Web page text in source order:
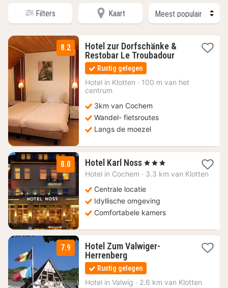
Filters Kaart
8.2
Hotel zur Dorfschänke &
Restobar Le Troubadour1
110
Rustig gelegen
Hotel in Klotten · 100 m van het
centrum
3km van Cochem
Wandel- fietsroutes
Langs de moezel
8.0 Hotel Karl Noss 3
nachten
86,67
€
, 3 Sterren
Hotel in Cochem · 3.3 km van Klotten
Centrale locatie
Idyllische omgeving
Comfortabele kamers
7.9
Hotel Zum Valwiger-
Herrenberg1
nacht
vanaf
125
Rustig gelegen
Hotel in Valwig · 2.6 km van Klotten